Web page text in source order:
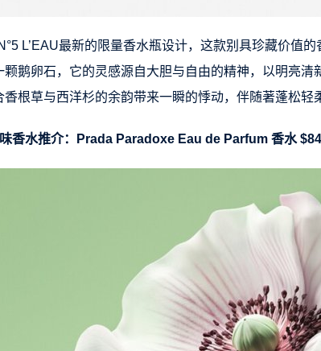
L’EAU最新的限量香水瓶设计，这款别具珍藏价值
颗鹅卵石，它的灵感源自大胆与自由的精神，以明亮
根草与西洋杉的余韵带来一瞬的悸动，伴随著蓬松轻
香水推介：Prada Paradoxe Eau de Parfum 香水